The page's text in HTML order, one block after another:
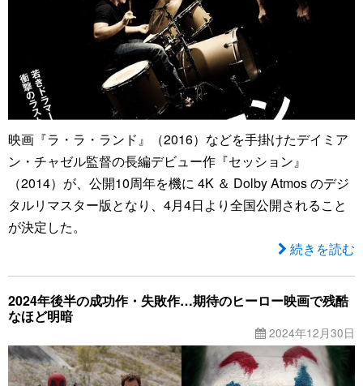
映画『ラ・ラ・ランド』（2016）などを手掛けたデイミア
ン・チャゼル監督の長編デビュー作『セッション』
（2014）が、公開10周年を機に 4K ＆ Dolby Atmos のデジ
タルリマスター版となり、4月4日より全国公開されること
が決定した。
続きを読む
2024年後半の成功作・失敗作…期待のヒーロー映画で残酷
なほど明暗
2024年12月30日